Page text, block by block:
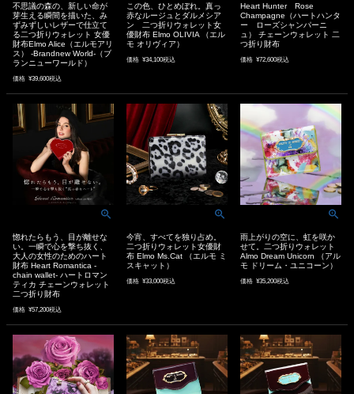
不思議の森の、新しい命が
芽生える瞬間を描いた、み
ずみずしいレザーで仕立て
る二つ折りウォレット 女優
財布Elmo Alice（エルモアリ
ス） -Brandnew World-（ブ
ランニューワールド）
価格 ¥39,600税込
この色、ひとめぼれ。真っ
赤なルージュとダルメシア
ン 二つ折りウォレット女
優財布 Elmo OLIVIA （エル
モ オリヴィア）
価格 ¥34,100税込
Heart Hunter Rose
Champagne（ハートハンタ
ー ローズシャンパーニ
ュ） チェーンウォレット 二
つ折り財布
価格 ¥72,600税込
惚れたらもう、目が離せな
い。一瞬で心を撃ち抜く、
大人の女性のためのハート
財布 Heart Romantica -
chain wallet- ハートロマン
ティカ チェーンウォレット
二つ折り財布
価格 ¥57,200税込
今宵、すべてを独り占め。
二つ折りウォレット女優財
布 Elmo Ms.Cat （エルモ ミ
スキャット）
価格 ¥33,000税込
雨上がりの空に、虹を咲か
せて。二つ折りウォレット
Almo Dream Unicorn （アル
モ ドリーム・ユニコーン）
価格 ¥35,200税込